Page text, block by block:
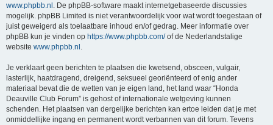
www.phpbb.nl . De phpBB-software maakt internetgebaseerde discussies
mogelijk. phpBB Limited is niet verantwoordelijk voor wat wordt toegestaan of
juist geweigerd als toelaatbare inhoud en/of gedrag. Meer informatie over
phpBB kun je vinden op https://www.phpbb.com/of de Nederlandstalige
website www.phpbb.nl .
Je verklaart geen berichten te plaatsen die kwetsend, obsceen, vulgair,
lasterlijk, haatdragend, dreigend, seksueel georiënteerd of enig ander
materiaal bevat die de wetten van je eigen land, het land waar “Honda
Deauville Club Forum” is gehost of internationale wetgeving kunnen
schenden. Het plaatsen van dergelijke berichten kan ertoe leiden dat je met
onmiddellijke ingang en permanent wordt verbannen van dit forum. Tevens